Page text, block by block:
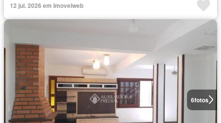
12 jul. 2026 em Imovelweb
6fotos